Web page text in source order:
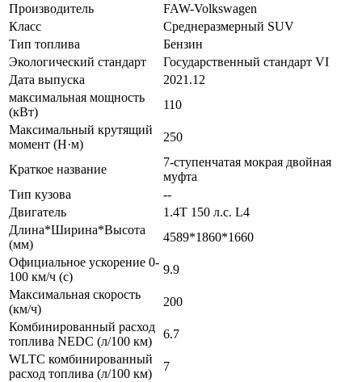
Производитель
FAW-Volkswagen
Класс
Среднеразмерный SUV
Тип топлива
Бензин
Экологический стандарт
Государственный стандарт VI
Дата выпуска
2021.12
максимальная мощность
(кВт)
110
Максимальный крутящий
момент (Н·м)
250
Краткое название
7-ступенчатая мокрая двойная
муфта
Тип кузова
--
Двигатель
1.4T 150 л.с. L4
Длина*Ширина*Высота
(мм)
4589*1860*1660
Официальное ускорение 0-
100 км/ч (с)
9.9
Максимальная скорость
(км/ч)
200
Комбинированный расход
топлива NEDC (л/100 км)
6.7
WLTC комбинированный
расход топлива (л/100 км)
7